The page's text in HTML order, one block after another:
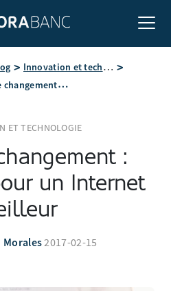
Innovation et technologie
Soyez le changement : ensemble pour un Internet meilleur
ET TECHNOLOGIE
:
un Internet
Morales2017-02-15